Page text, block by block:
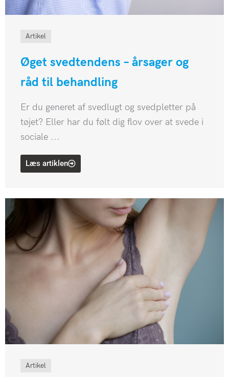
Artikel
Øget svedtendens – årsager og
råd til behandling
Er du generet af svedlugt og svedpletter på
tøjet? Eller har du følt dig flov over at svede i
sociale ...
Læs artiklen
Artikel